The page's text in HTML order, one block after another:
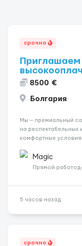
срочно
8500 €
Болгария
Мы — премиальный
на респектабельных
комфортные
💎 Высокий доход —
сис...
Magic
Прямой
5 часов назад
срочно